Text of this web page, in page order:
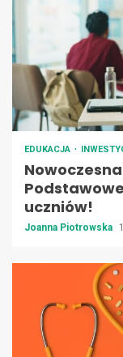
EDUKACJA
uczniów!
Joanna Piotrowska